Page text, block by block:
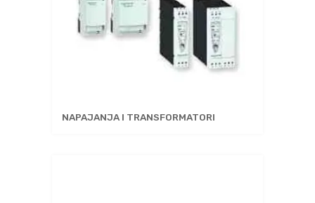
NAPAJANJA I TRANSFORMATORI